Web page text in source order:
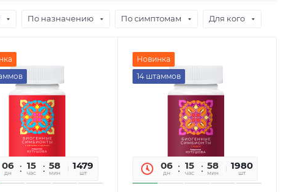
По назначению По симптомам Для кого
06
дн
15
час
58
мин
09
сек
1479
шт
Новинка
14 штаммов
06
дн
15
час
58
мин
09
сек
1980
шт